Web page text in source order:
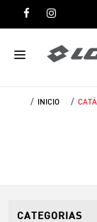
INICIO
CATEGORIAS